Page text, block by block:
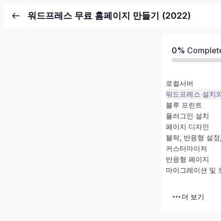
워드프레스 무료 홈페이지 만들기 (2022)
0%
로컬서버
워드프레스 설치
블루 프린트
플러그인 설치
페이지 디자인
블락, 반응형 설정
커스터마이저
반응형 페이지
마이그레이션 및
더 보기